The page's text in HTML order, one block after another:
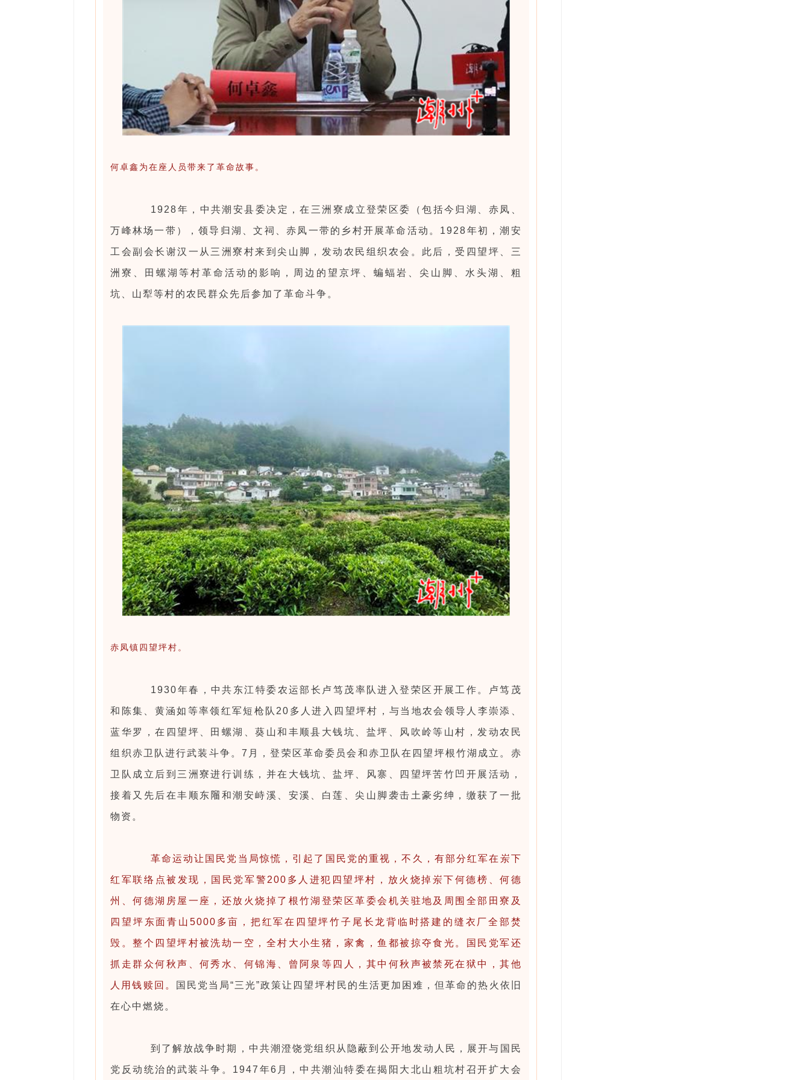
何卓鑫为在座人员带来了革命故事。
1928年，中共潮安县委决定，在三洲寮成立登荣区委（包括今归湖、赤凤、
万峰林场一带），领导归湖、文祠、赤凤一带的乡村开展革命活动。1928年初，潮安
工会副会长谢汉一从三洲寮村来到尖山脚，发动农民组织农会。此后，受四望坪、三
洲寮、田螺湖等村革命活动的影响，周边的望京坪、蝙蝠岩、尖山脚、水头湖、粗
坑、山犁等村的农民群众先后参加了革命斗争。
赤凤镇四望坪村。
1930年春，中共东江特委农运部长卢笃茂率队进入登荣区开展工作。卢笃茂
和陈集、黄涵如等率领红军短枪队20多人进入四望坪村，与当地农会领导人李崇添、
蓝华罗，在四望坪、田螺湖、葵山和丰顺县大钱坑、盐坪、风吹岭等山村，发动农民
组织赤卫队进行武装斗争。7月，登荣区革命委员会和赤卫队在四望坪根竹湖成立。赤
卫队成立后到三洲寮进行训练，并在大钱坑、盐坪、风寨、四望坪苦竹凹开展活动，
接着又先后在丰顺东𨻧和潮安峙溪、安溪、白莲、尖山脚袭击土豪劣绅，缴获了一批
物资。
革命运动让国民党当局惊慌，引起了国民党的重视，不久，有部分红军在岽下
红军联络点被发现，国民党军警200多人进犯四望坪村，放火烧掉岽下何德榜、何德
州、何德湖房屋一座，还放火烧掉了根竹湖登荣区革委会机关驻地及周围全部田寮及
四望坪东面青山5000多亩，把红军在四望坪竹子尾长龙背临时搭建的缝衣厂全部焚
毁。整个四望坪村被洗劫一空，全村大小生猪，家禽，鱼都被掠夺食光。国民党军还
抓走群众何秋声、何秀水、何锦海、曾阿泉等四人，其中何秋声被禁死在狱中，其他
人用钱赎回。 国民党当局“三光”政策让四望坪村民的生活更加困难，但革命的热火依旧
在心中燃烧。
到了解放战争时期，中共潮澄饶党组织从隐蔽到公开地发动人民，展开与国民
党反动统治的武装斗争。1947年6月，中共潮汕特委在揭阳大北山粗坑村召开扩大会